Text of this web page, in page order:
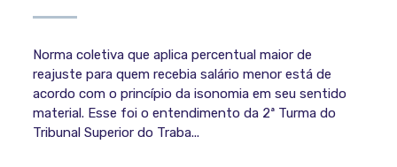
Norma coletiva que aplica percentual maior de
reajuste para quem recebia salário menor está de
acordo com o princípio da isonomia em seu sentido
material. Esse foi o entendimento da 2ª Turma do
Tribunal Superior do Traba...